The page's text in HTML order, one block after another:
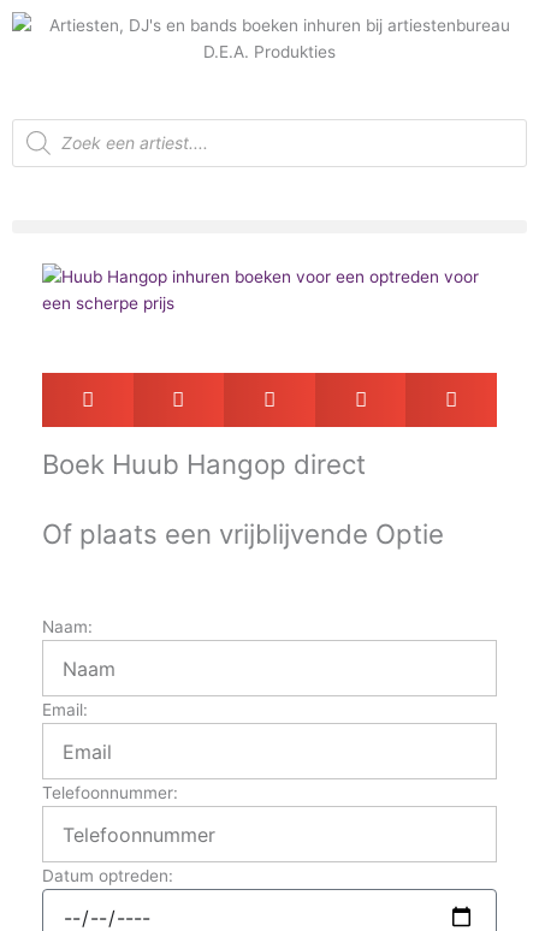
Ga
Producten
zoeken
Boek Huub Hangop direct
Of plaats een vrijblijvende Optie
Naam:
Email:
Telefoonnummer:
Datum optreden: